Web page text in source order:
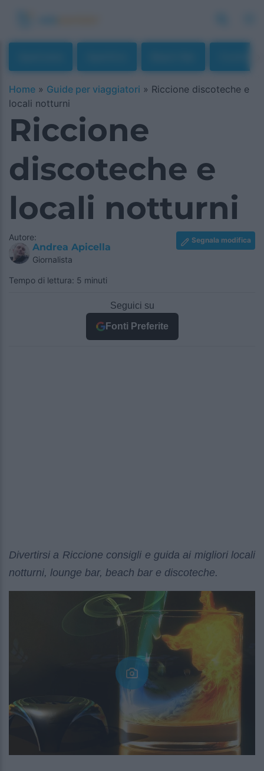
Home » Guide per viaggiatori » Riccione discoteche e
locali notturni
Riccione
discoteche e
locali notturni
Autore:
Andrea Apicella
Giornalista
Segnala modifica
Tempo di lettura: 5 minuti
Seguici su
Fonti Preferite
Divertirsi a Riccione consigli e guida ai migliori locali
notturni, lounge bar, beach bar e discoteche.